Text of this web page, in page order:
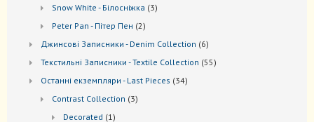
Snow White - Білосніжка 33
Peter Pan - Пітер Пен 22
Джинсові Записники - Denim Collection 66
Текстильні Записники - Textile Collection 5555
Останні екземпляри - Last Pieces 3434
Contrast Collection 33
Decorated 1 1